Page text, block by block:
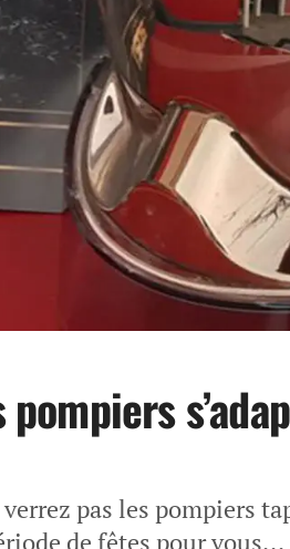
pas les pompiers
de fêtes pour vous...